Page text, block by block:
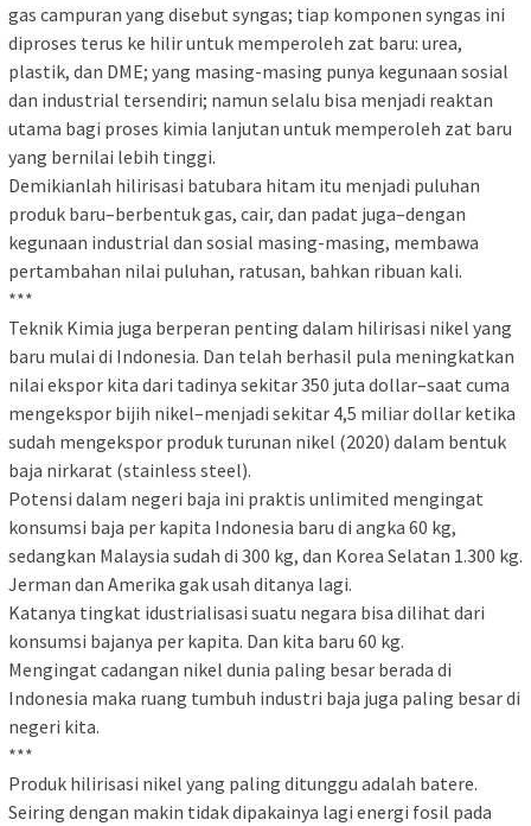
gas campuran yang disebut syngas; tiap komponen syngas ini
diproses terus ke hilir untuk memperoleh zat baru: urea,
plastik, dan DME; yang masing-masing punya kegunaan sosial
dan industrial tersendiri; namun selalu bisa menjadi reaktan
utama bagi proses kimia lanjutan untuk memperoleh zat baru
yang bernilai lebih tinggi.
Demikianlah hilirisasi batubara hitam itu menjadi puluhan
produk baru–berbentuk gas, cair, dan padat juga–dengan
kegunaan industrial dan sosial masing-masing, membawa
pertambahan nilai puluhan, ratusan, bahkan ribuan kali.
***
Teknik Kimia juga berperan penting dalam hilirisasi nikel yang
baru mulai di Indonesia. Dan telah berhasil pula meningkatkan
nilai ekspor kita dari tadinya sekitar 350 juta dollar–saat cuma
mengekspor bijih nikel–menjadi sekitar 4,5 miliar dollar ketika
sudah mengekspor produk turunan nikel (2020) dalam bentuk
baja nirkarat (stainless steel).
Potensi dalam negeri baja ini praktis unlimited mengingat
konsumsi baja per kapita Indonesia baru di angka 60 kg,
sedangkan Malaysia sudah di 300 kg, dan Korea Selatan 1.300 kg.
Jerman dan Amerika gak usah ditanya lagi.
Katanya tingkat idustrialisasi suatu negara bisa dilihat dari
konsumsi bajanya per kapita. Dan kita baru 60 kg.
Mengingat cadangan nikel dunia paling besar berada di
Indonesia maka ruang tumbuh industri baja juga paling besar di
negeri kita.
***
Produk hilirisasi nikel yang paling ditunggu adalah batere.
Seiring dengan makin tidak dipakainya lagi energi fosil pada